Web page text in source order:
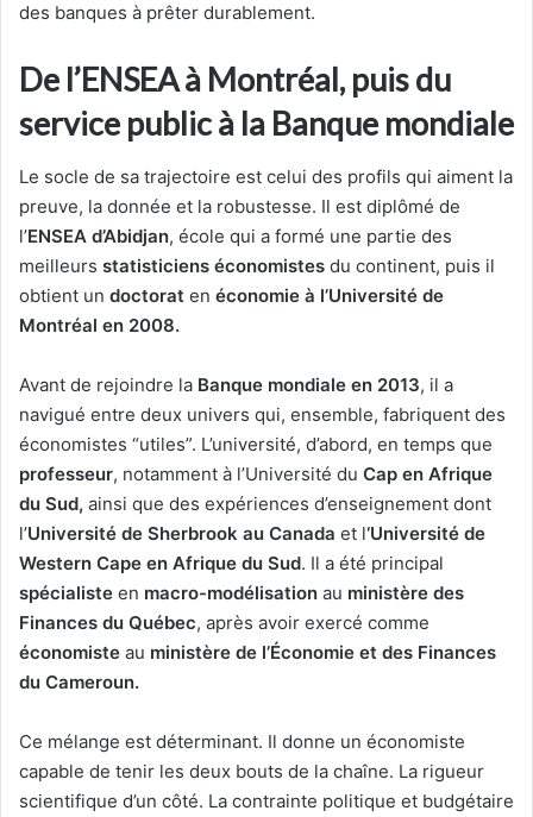
des banques à prêter durablement.
De l’ENSEA à Montréal, puis du
service public à la Banque mondiale
Le socle de sa trajectoire est celui des profils qui aiment la
preuve, la donnée et la robustesse. Il est diplômé de
l’ENSEA d’Abidjan, école qui a formé une partie des
meilleurs statisticiens économistes du continent, puis il
obtient un doctorat en économie à l’Université de
Montréal en 2008.
Avant de rejoindre la Banque mondiale en 2013, il a
navigué entre deux univers qui, ensemble, fabriquent des
économistes “utiles”. L’université, d’abord, en temps que
professeur, notamment à l’Université du Cap en Afrique
du Sud, ainsi que des expériences d’enseignement dont
l’Université de Sherbrook au Canada et l‘Université de
Western Cape en Afrique du Sud. Il a été principal
spécialiste en macro-modélisation au ministère des
Finances du Québec, après avoir exercé comme
économiste au ministère de l’Économie et des Finances
du Cameroun.
Ce mélange est déterminant. Il donne un économiste
capable de tenir les deux bouts de la chaîne. La rigueur
scientifique d’un côté. La contrainte politique et budgétaire